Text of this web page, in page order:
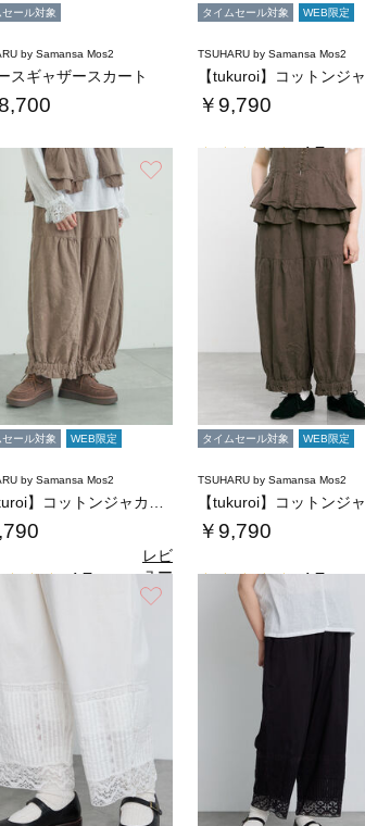
セール対象
by Samansa Mos2
スギャザースカート
タイムセール対象 WEB限定
TSUHARU by Samansa Mos2
￥9,790
4.7（6）
セール対象 WEB限定
by Samansa Mos2
4.7（6）
レビ
ュー
を見
る
タイムセール対象 WEB限定
TSUHARU by Samansa Mos2
￥9,790
4.7（6）